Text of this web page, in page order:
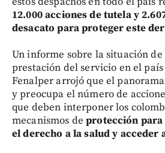
12.000 acciones de tutela y
desacato para proteger este
Un informe sobre la situación
prestación del servicio en el
Fenalper arrojó que el
y preocupa el número de
que deben interponer los
mecanismos deprotección
el derecho a la salud y acceder